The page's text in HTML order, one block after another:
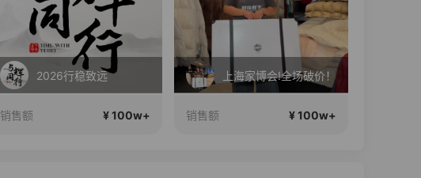
上海家博会!全场破价！
销售额 ¥ 100w+
李宁儿童门店爆款赤兔8pro终于有货了，全网销冠刷新历史底价
销售额 ¥ 100w+